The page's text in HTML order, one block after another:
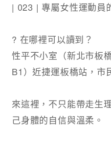
| 023 | 專屬女性運動員
? 在哪裡可以讀到？
性平不小室（新北市板
B1）近捷運板橋站，市
來這裡，不只能帶走生
己身體的自信與溫柔。